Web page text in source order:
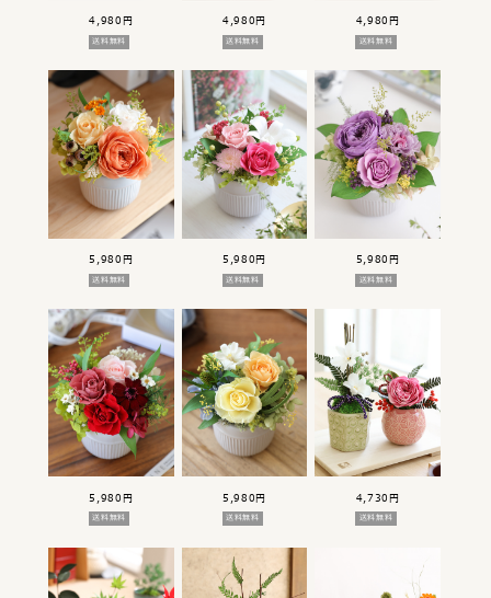
4,980円
送料無料
4,980円
送料無料
4,980円
送料無料
5,980円
送料無料
5,980円
送料無料
5,980円
送料無料
5,980円
送料無料
5,980円
送料無料
4,730円
送料無料